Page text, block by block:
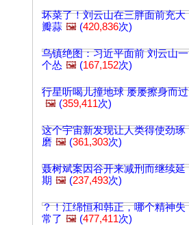
坏菜了！刘云山在三胖面前充大
瓣蒜 🖼️ (420,836次)
乌镇绝图：习近平面前 刘云山一
个怂 🖼️ (167,152次)
行星听喝儿撞地球 屡屡擦身而过
🖼️ (359,411次)
这个宇宙新发现让人类得使劲琢
磨 🖼️ (361,303次)
聂树斌案因谷开来减刑而继续延
期 🖼️ (237,493次)
？！江绵恒和韩正，哪个精神失
常了 🖼️ (477,411次)